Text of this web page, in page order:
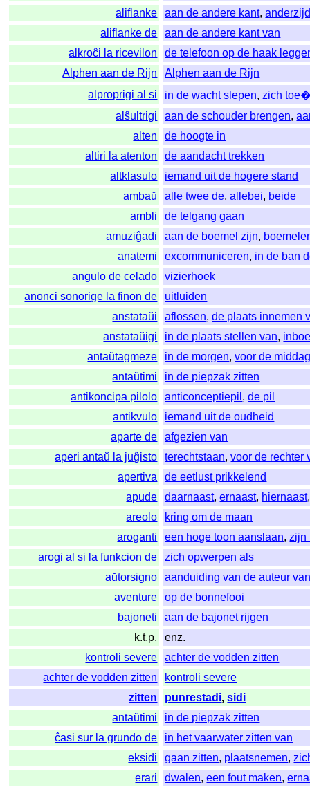
aliflanke
aan de andere kant,
aliflanke de
aan de andere kant van
alkroĉi la ricevilon
de telefoon op de haak
Alphen aan de Rijn
Alphen aan de Rijn
alproprigi al si
in de wacht slepen,zich
alŝultrigi
aan de schouder brengen,
alten
de hoogte in
altiri la atenton
de aandacht trekken
altklasulo
iemand uit de hogere stand
ambaŭ
alle twee de,allebei, beide
ambli
de telgang gaan
amuziĝadi
aan de boemel zijn,
anatemi
excommuniceren, in de ban
angulo de celado
vizierhoek
anonci sonorige la finon de
uitluiden
anstataŭi
aflossen,de plaats innemen
anstataŭigi
in de plaats stellen van,
antaŭtagmeze
in de morgen,voor de
antaŭtimi
in de piepzak zitten
antikoncipa pilolo
anticonceptiepil ,de pil
antikvulo
iemand uit de oudheid
aparte de
afgezien van
aperi antaŭ la juĝisto
terechtstaan,voor de rechter
apertiva
de eetlust prikkelend
apude
daarnaast,ernaast, hiernaast
areolo
kring om de maan
aroganti
een hoge toon aanslaan,zijn
arogi al si la funkcion de
zich opwerpen als
aŭtorsigno
aanduiding van de auteur
aventure
op de bonnefooi
bajoneti
aan de bajonet rijgen
k.t.p.
enz.
kontroli severe
achter de vodden zitten
achter de vodden zitten
kontroli severe
zitten
punrestadi,sidi
antaŭtimi
in de piepzak zitten
ĉasi sur la grundo de
in het vaarwater zitten van
eksidi
gaan zitten, plaatsnemen,
erari
dwalen,een fout maken,